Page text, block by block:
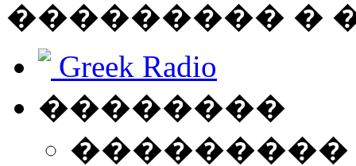
��������� �
Greek Radio
��������